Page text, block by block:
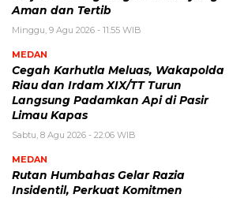
Aman dan Tertib
Minggu, 9 Agu 2026 - 11:55 WIB
MEDAN
Cegah Karhutla Meluas, Wakapolda
Riau dan Irdam XIX/TT Turun
Langsung Padamkan Api di Pasir
Limau Kapas
Sabtu, 8 Agu 2026 - 22:06 WIB
MEDAN
Rutan Humbahas Gelar Razia
Insidentil, Perkuat Komitmen